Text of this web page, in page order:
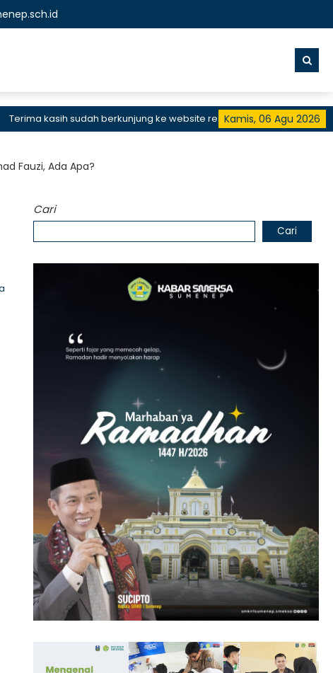
Kamis, 06 Agu 2026
kasih sudah berkunjung ke website resmi SMKN 1 Sumenep, SMK
Fauzi, Ada Apa?
Cari
Cari